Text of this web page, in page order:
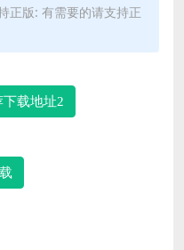
正版: 有需要的请支持正
下载地址2